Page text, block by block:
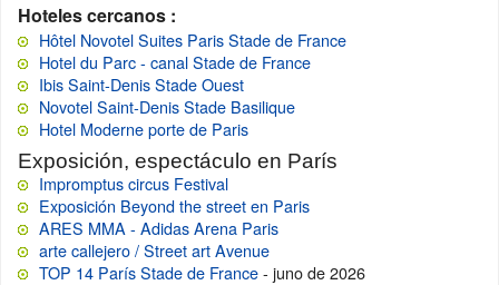
Hoteles cercanos :
Hôtel Novotel Suites Paris Stade de France
Hotel du Parc - canal Stade de France
Ibis Saint-Denis Stade Ouest
Novotel Saint-Denis Stade Basilique
Hotel Moderne porte de Paris
Exposición, espectáculo en París
Impromptus circus Festival
Exposición Beyond the street en Paris
ARES MMA - Adidas Arena Paris
arte callejero / Street art Avenue
TOP 14 París Stade de France- juno de 2026